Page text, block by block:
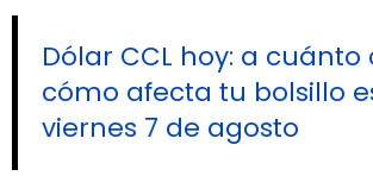
Dólar CCL hoy: a cuánto
cómo afecta tu bolsillo
viernes 7 de agosto